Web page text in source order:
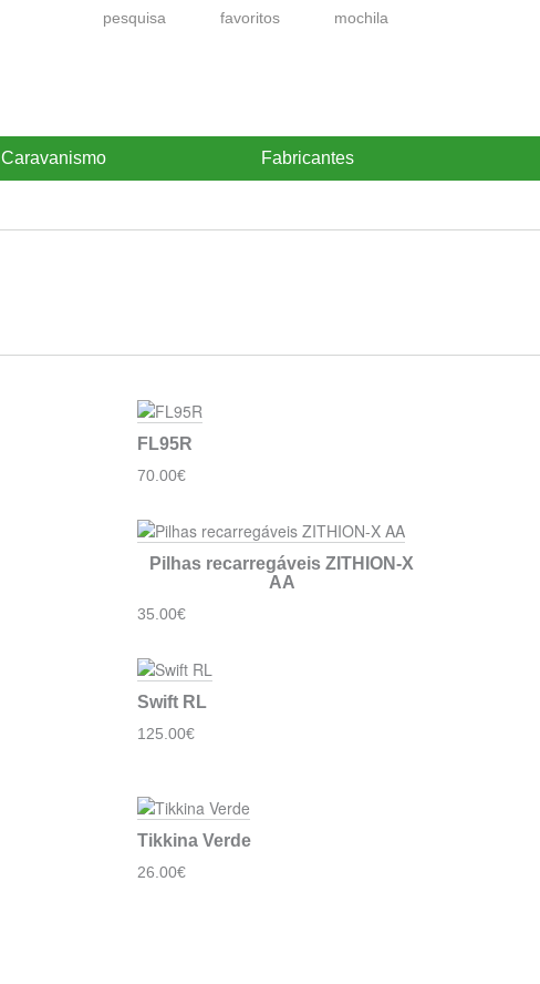
pesquisa favoritos mochila
Caravanismo Fabricantes
FL95R
70.00€
Pilhas recarregáveis ​​ZITHION-X
AA
35.00€
Swift RL
125.00€
Tikkina Verde
26.00€